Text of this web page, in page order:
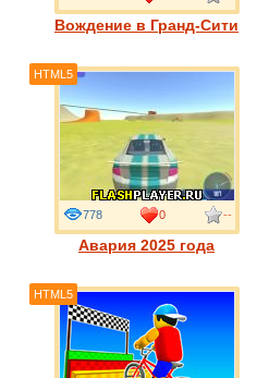
Вождение в Гранд-Сити
Авария 2025 года
778 0 --
HTML5
HTML5